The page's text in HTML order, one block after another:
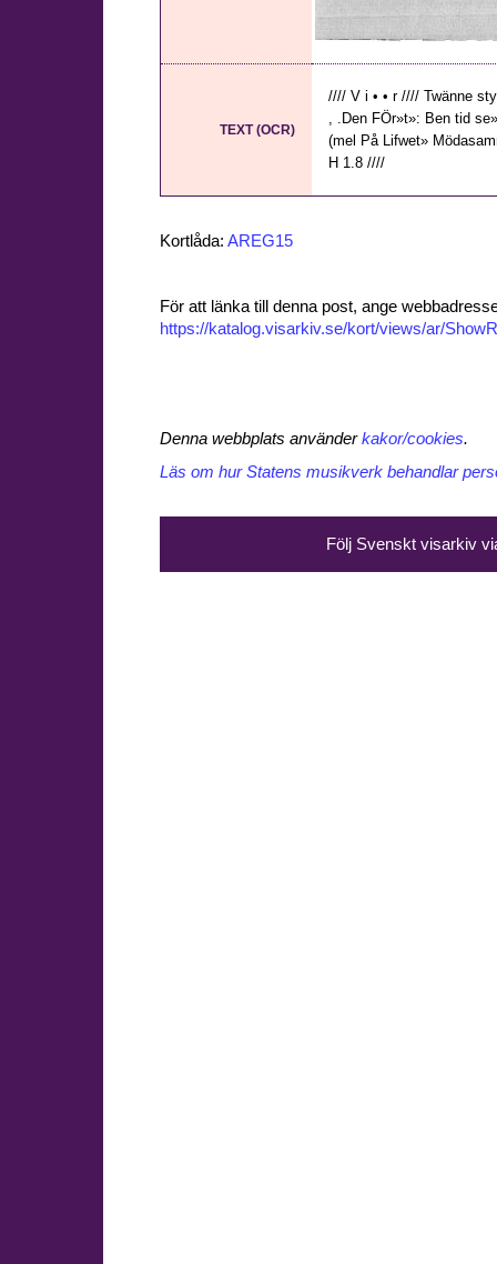
TEXT (OCR)
//// V i • • r //// Twänne
, .Den FÖr»t»: Ben tid
(mel På Lifwet»
H 1.8 ////
Kortlåda: AREG15
För att länka till denna post, ange
https://katalog.visarkiv.se/kort/views/ar/
Denna webbplats använderkakor/cookies.
Läs om hur Statens musikverk behandlar
Följ Svenskt visarkiv